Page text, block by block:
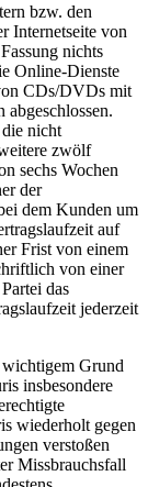
bzw. den
Internetseite von
nichts
Online-Dienste
CDs/DVDs mit
nicht
zwölf
sechs Wochen
der
dem Kunden um
auf
Frist von einem
von einer
das
jederzeit
wichtigem Grund
insbesondere
wiederholt gegen
verstoßen
Missbrauchsfall